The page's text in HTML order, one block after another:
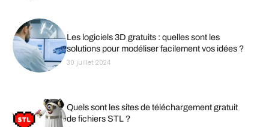
Les logiciels 3D gratuits : quelles sont les
solutions pour modéliser facilement vos idées ?
30 juillet 2024
Quels sont les sites de téléchargement gratuit
de fichiers STL ?